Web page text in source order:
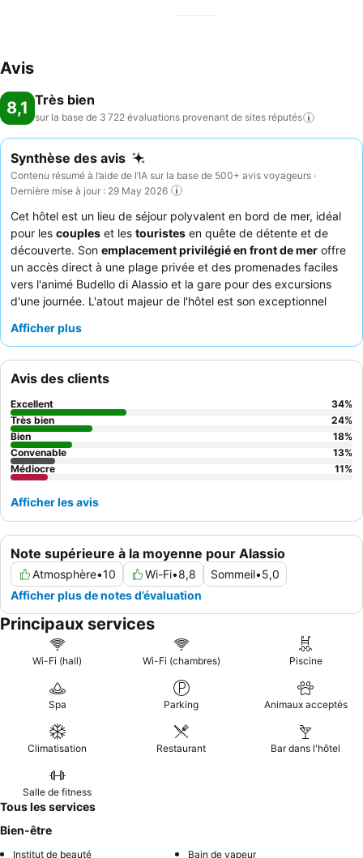
Avis
8,1 Très bien
sur la base de 3 722 évaluations provenant de sites réputés
Synthèse des avis
Contenu résumé à l’aide de l’IA sur la base de 500+ avis voyageurs ·
Dernière mise à jour : 29 May 2026
Cet hôtel est un lieu de séjour polyvalent en bord de mer, idéal
pour les couples et les touristes en quête de détente et de
découverte. Son emplacement privilégié en front de mer offre
un accès direct à une plage privée et des promenades faciles
vers l'animé Budello di Alassio et la gare pour des excursions
d'une journée. L'atout majeur de l'hôtel est son exceptionnel
option de dîner en plein air avec vue sur la mer. Les clients
du personnel
contribuent à rendre le séjour agréable. Pour une expérience
vraiment agréable, pensez à réserver une chambre avec
vue
sur la mer
Afficher plus
Note supérieure à la moyenne pour Alassio
Atmosphère•10 Wi-Fi•8,8 Sommeil•5,0
Afficher plus de notes d’évaluation
Avis des clients
Excellent 34%
Très bien
24%
Bien
18%
Convenable
13%
Médiocre
11%
Afficher les avis
Principaux services
Wi-Fi (hall) Wi-Fi (chambres) Piscine
Spa Parking Animaux acceptés
Climatisation Restaurant Bar dans l'hôtel
Salle de fitness
Tous les services
Bien-être
Institut de beauté Bain de vapeur